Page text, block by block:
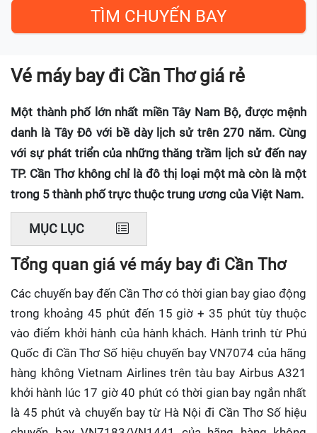
Vé máy bay đi Cần Thơ giá rẻ
Một thành phố lớn nhất miền Tây Nam Bộ, được mệnh
danh là Tây Đô với bề dày lịch sử trên 270 năm. Cùng
với sự phát triển của những thăng trầm lịch sử đến nay
TP. Cần Thơ không chỉ là đô thị loại một mà còn là một
trong 5 thành phố trực thuộc trung ương của Việt Nam.
MỤC LỤC
Tổng quan giá vé máy bay đi Cần Thơ
Các chuyến bay đến Cần Thơ có thời gian bay giao động
trong khoảng 45 phút đến 15 giờ + 35 phút tùy thuộc
vào điểm khởi hành của hành khách. Hành trình từ Phú
Quốc đi Cần Thơ Số hiệu chuyến bay VN7074 của hãng
hàng không Vietnam Airlines trên tàu bay Airbus A321
khởi hành lúc 17 giờ 40 phút có thời gian bay ngắn nhất
là 45 phút và chuyến bay từ Hà Nội đi Cần Thơ Số hiệu